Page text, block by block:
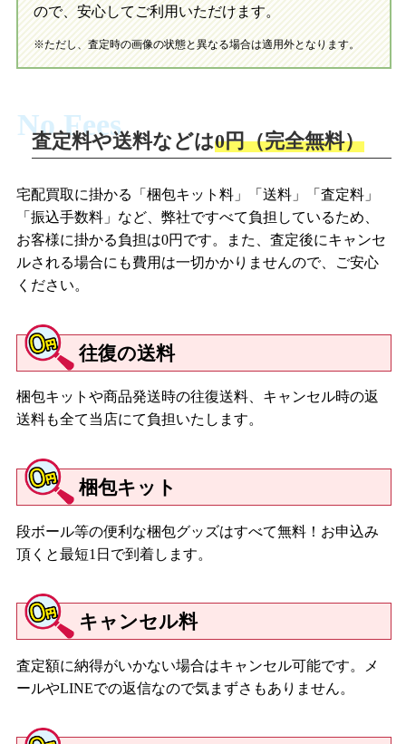
ので、安心してご利用いただけます。
※ただし、査定時の画像の状態と異なる場合は適用外となります。
No Fees
査定料や送料などは0円（完全無料）
宅配買取に掛かる「梱包キット料」「送料」「査定料」
「振込手数料」など、弊社ですべて負担しているため、
お客様に掛かる負担は0円です。また、査定後にキャンセ
ルされる場合にも費用は一切かかりませんので、ご安心
ください。
往復の送料
梱包キットや商品発送時の往復送料、キャンセル時の返
送料も全て当店にて負担いたします。
梱包キット
段ボール等の便利な梱包グッズはすべて無料！お申込み
頂くと最短1日で到着します。
キャンセル料
査定額に納得がいかない場合はキャンセル可能です。メ
ールやLINEでの返信なので気まずさもありません。